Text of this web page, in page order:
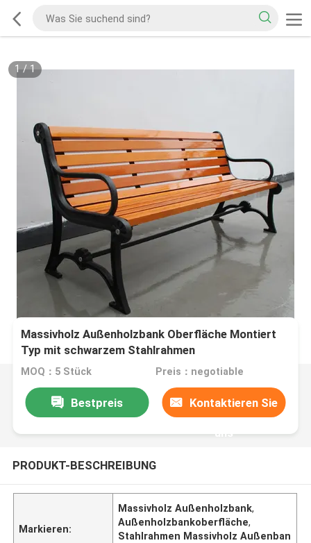
1/1
Massivholz Außenholzbank Oberfläche Montiert
Typ mit schwarzem Stahlrahmen
MOQ：5 Stück Preis：negotiable
Bestpreis Kontaktieren Sie
uns
PRODUKT-BESCHREIBUNG
Markieren:
Massivholz Außenholzbank,
Außenholzbankoberfläche,
Stahlrahmen Massivholz Außenban